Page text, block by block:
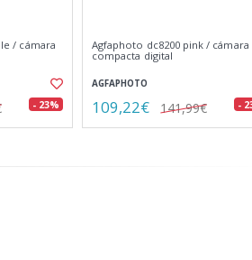
/ cámara
- 23%
Agfaphoto dc8200 pink / cámara
compacta digital
AGFAPHOTO
109,22€ 141,99€ -